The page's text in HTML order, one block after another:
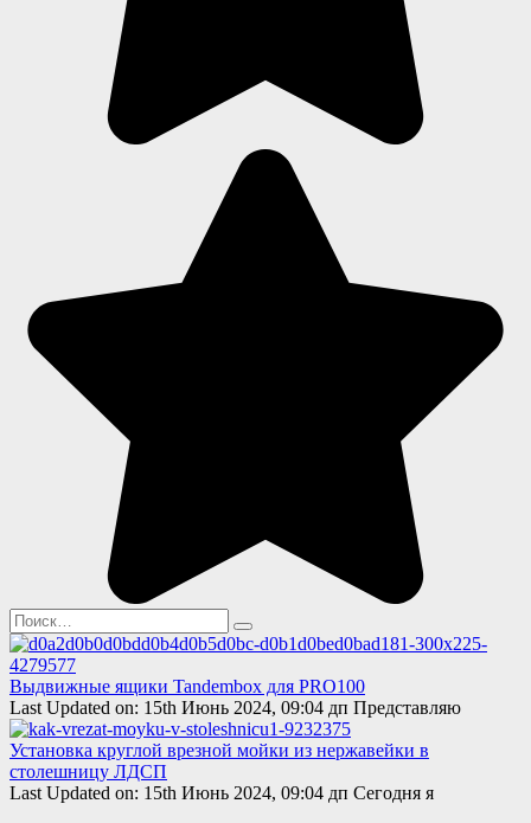
Search
for:
Выдвижные ящики Tandembox для PRO100
Last Updated on: 15th Июнь 2024, 09:04 дп Представляю
Установка круглой врезной мойки из нержавейки в
столешницу ЛДСП
Last Updated on: 15th Июнь 2024, 09:04 дп Сегодня я